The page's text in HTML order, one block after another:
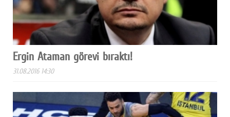
Ergin Ataman görevi bıraktı!
31.08.2016 14:30